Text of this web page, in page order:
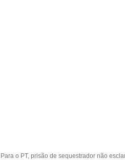
Para o PT, prisão de sequestrador não